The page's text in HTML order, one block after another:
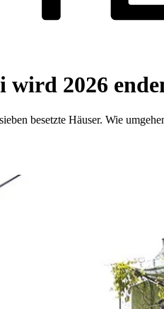
wird 2026
besetzte Häuser. Wie